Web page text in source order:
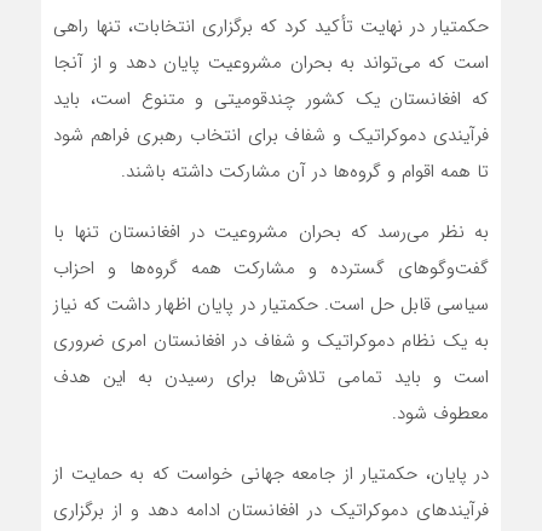
حکمتیار در نهایت تأکید کرد که برگزاری انتخابات، تنها راهی
است که می‌تواند به بحران مشروعیت پایان دهد و از آنجا
که افغانستان یک کشور چندقومیتی و متنوع است، باید
فرآیندی دموکراتیک و شفاف برای انتخاب رهبری فراهم شود
تا همه اقوام و گروه‌ها در آن مشارکت داشته باشند.
به نظر می‌رسد که بحران مشروعیت در افغانستان تنها با
گفت‌وگوهای گسترده و مشارکت همه گروه‌ها و احزاب
سیاسی قابل حل است. حکمتیار در پایان اظهار داشت که نیاز
به یک نظام دموکراتیک و شفاف در افغانستان امری ضروری
است و باید تمامی تلاش‌ها برای رسیدن به این هدف
معطوف شود.
در پایان، حکمتیار از جامعه جهانی خواست که به حمایت از
فرآیندهای دموکراتیک در افغانستان ادامه دهد و از برگزاری